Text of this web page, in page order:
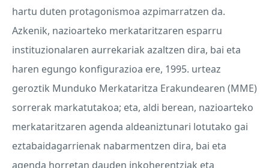
hartu duten protagonismoa azpimarratzen da.
Azkenik, nazioarteko merkataritzaren esparru
instituzionalaren aurrekariak azaltzen dira, bai eta
haren egungo konfigurazioa ere, 1995. urteaz
geroztik Munduko Merkataritza Erakundearen (MME)
sorrerak markatutakoa; eta, aldi berean, nazioarteko
merkataritzaren agenda aldeaniztunari lotutako gai
eztabaidagarrienak nabarmentzen dira, bai eta
agenda horretan dauden inkoherentziak eta